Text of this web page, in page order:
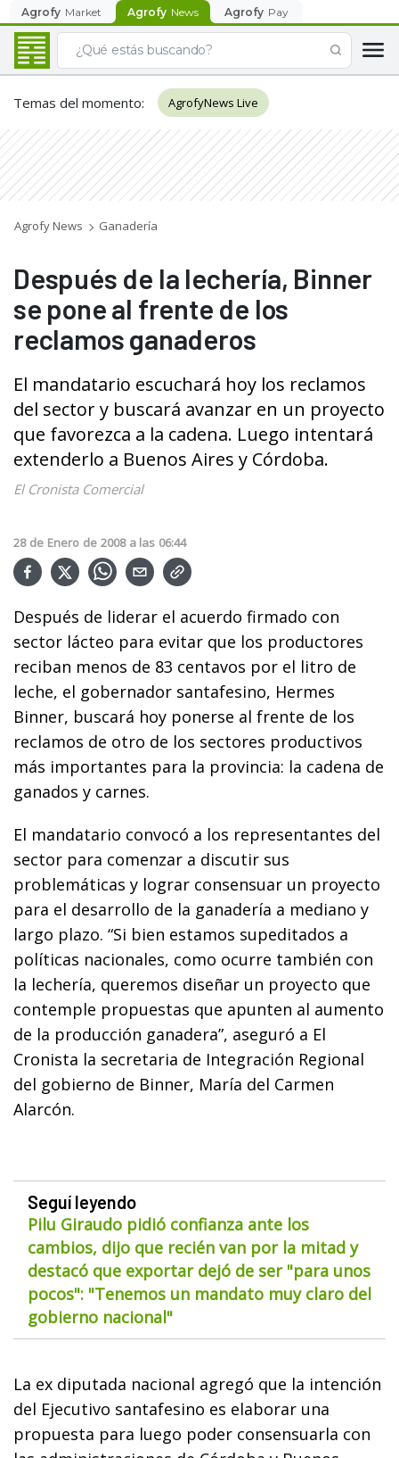
Agrofy Market Agrofy News Agrofy Pay
Temas del momento: AgrofyNews Live
Agrofy News Ganadería
Después de la lechería, Binner
se pone al frente de los
reclamos ganaderos
El mandatario escuchará hoy los reclamos
del sector y buscará avanzar en un proyecto
que favorezca a la cadena. Luego intentará
extenderlo a Buenos Aires y Córdoba.
El Cronista Comercial
28 de Enero de 2008 a las 06:44
Después de liderar el acuerdo firmado con
sector lácteo para evitar que los productores
reciban menos de 83 centavos por el litro de
leche, el gobernador santafesino, Hermes
Binner, buscará hoy ponerse al frente de los
reclamos de otro de los sectores productivos
más importantes para la provincia: la cadena de
ganados y carnes.
El mandatario convocó a los representantes del
sector para comenzar a discutir sus
problemáticas y lograr consensuar un proyecto
para el desarrollo de la ganadería a mediano y
largo plazo. “Si bien estamos supeditados a
políticas nacionales, como ocurre también con
la lechería, queremos diseñar un proyecto que
contemple propuestas que apunten al aumento
de la producción ganadera”, aseguró a El
Cronista la secretaria de Integración Regional
del gobierno de Binner, María del Carmen
Alarcón.
Seguí leyendo
Pilu Giraudo pidió confianza ante los
cambios, dijo que recién van por la mitad y
destacó que exportar dejó de ser "para unos
pocos": "Tenemos un mandato muy claro del
gobierno nacional"
La ex diputada nacional agregó que la intención
del Ejecutivo santafesino es elaborar una
propuesta para luego poder consensuarla con